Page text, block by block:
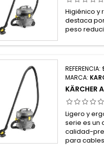
Higiénico y
destaca
peso
REFERENCIA:
MARCA:
KÄRCHER
Ligero y
serie es un
calidad-
para